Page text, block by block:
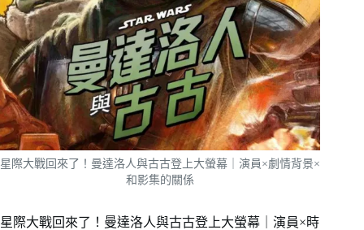
星際大戰回來了！曼達洛人與古古登上大螢幕｜演員×劇情背景×
和影集的關係
星際大戰回來了！曼達洛人與古古登上大螢幕｜演員×時